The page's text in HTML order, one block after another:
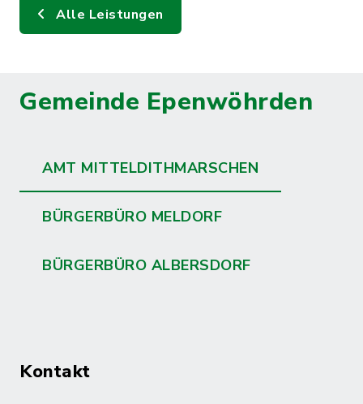
Alle Leistungen
Gemeinde Epenwöhrden
AMT MITTELDITHMARSCHEN
BÜRGERBÜRO MELDORF
BÜRGERBÜRO ALBERSDORF
Kontakt